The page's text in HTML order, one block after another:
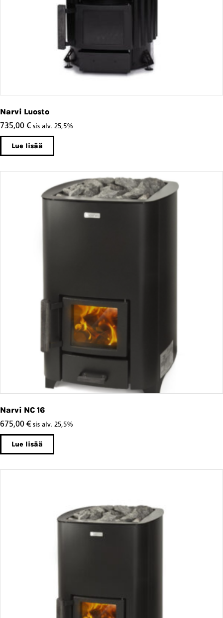
Narvi Luosto
735,00 € sis alv. 25,5%
Lue lisää
Narvi NC 16
675,00 € sis alv. 25,5%
Lue lisää